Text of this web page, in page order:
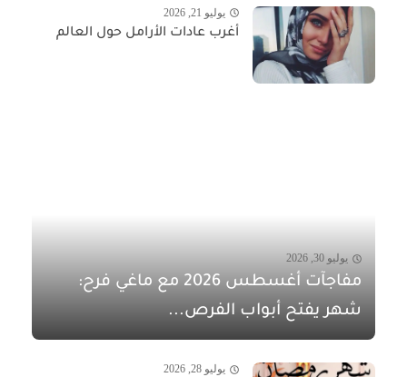
يوليو 21, 2026
أغرب عادات الأرامل حول العالم
يوليو 30, 2026
مفاجآت أغسطس 2026 مع ماغي فرح:
شهر يفتح أبواب الفرص...
يوليو 28, 2026